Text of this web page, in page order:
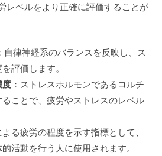
レベルをより正確に評価することが
自律神経系のバランスを反映し、ス
評価します。
：ストレスホルモンであるコルチ
ことで、疲労やストレスのレベル
る疲労の程度を示す指標として、
活動を行う人に使用されます。